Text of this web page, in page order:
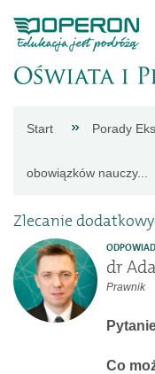
Aktualności
Porady
eksperta
Start Porady
obowiązków nauczy...
Zlecanie
dr
Prawnik
Co